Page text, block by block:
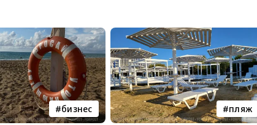
бизнес пляж